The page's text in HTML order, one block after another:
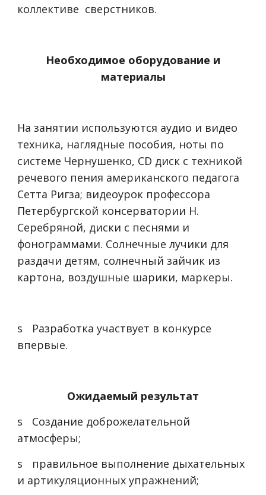
коллективе сверстников.
Необходимое оборудование и
материалы
На занятии используются аудио и видео
техника, наглядные пособия, ноты по
системе Чернушенко, СD диск с техникой
речевого пения американского педагога
Сетта Ригза; видеоурок профессора
Петербургской консерватории Н.
Серебряной, диски с песнями и
фонограммами. Солнечные лучики для
раздачи детям, солнечный зайчик из
картона, воздушные шарики, маркеры.
s
Разработка участвует в конкурсе
впервые.
Ожидаемый результат
s
Создание доброжелательной
атмосферы;
s
правильное выполнение дыхательных
и артикуляционных упражнений;